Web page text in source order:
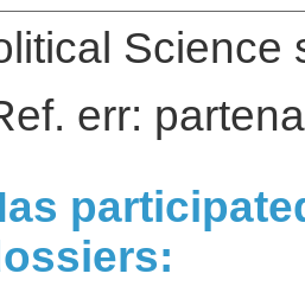
Science
err: